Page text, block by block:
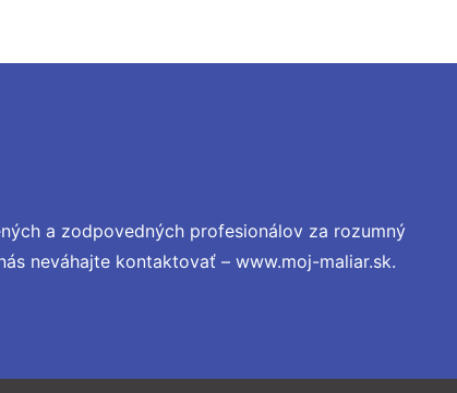
a zodpovedných profesionálov za rozumný
neváhajte kontaktovať – www.moj-maliar.sk.